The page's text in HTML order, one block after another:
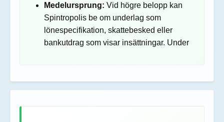
Medelursprung: Vid högre belopp kan
Spintropolis be om underlag som
lönespecifikation, skattebesked eller
bankutdrag som visar insättningar. Under